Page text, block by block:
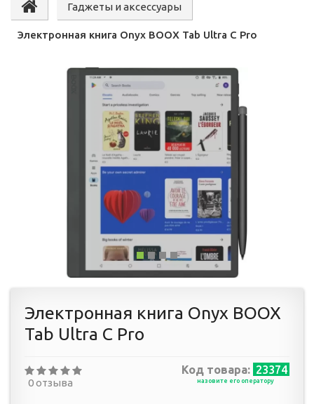
Гаджеты и аксессуары
Электронная книга Onyx BOOX Tab Ultra C Pro
Электронная книга Onyx BOOX
Tab Ultra C Pro
0 отзыва
Код товара: 23374
назовите его оператору